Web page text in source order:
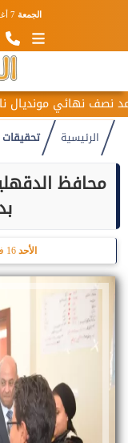
الجمعة 7 أغسطس 2026
ناشئات كرة
الرئيسية تحقيقات
محافظ
الأحد